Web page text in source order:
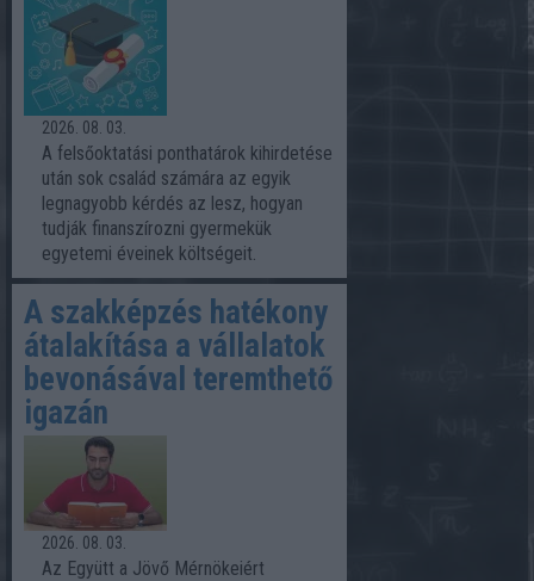
2026. 08. 03.
A felsőoktatási ponthatárok kihirdetése
után sok család számára az egyik
legnagyobb kérdés az lesz, hogyan
tudják finanszírozni gyermekük
egyetemi éveinek költségeit.
A szakképzés hatékony
átalakítása a vállalatok
bevonásával teremthető
igazán
2026. 08. 03.
Az Együtt a Jövő Mérnökeiért